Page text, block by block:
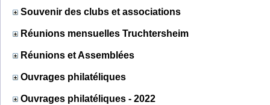
Souvenir des clubs et associations
Réunions mensuelles Truchtersheim
Réunions et Assemblées
Ouvrages philatéliques
Ouvrages philatéliques - 2022